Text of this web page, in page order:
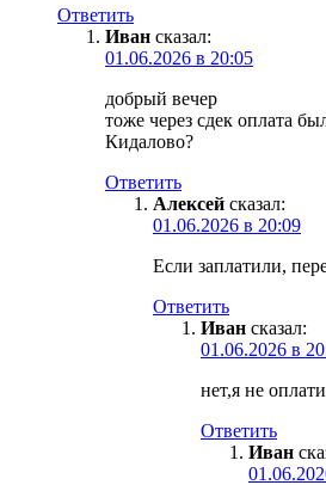
Ответить
Иван сказал:
01.06.2026 в 20:05
добрый вечер
тоже через сдек оплата
Кидалово?
Ответить
Алексей сказал:
01.06.2026 в 20:09
Если заплатили,
Ответить
Иван сказал:
01.06.2026 в
нет,я не
Ответить
Иван